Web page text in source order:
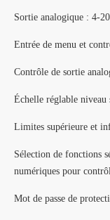
Sortie analogique : 4-
Entrée de menu et
Contrôle de sortie
Échelle réglable
Limites supérieure et
Sélection de fonctions
numériques pour
Mot de passe de